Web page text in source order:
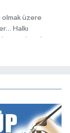
olmak üzere
Halkı
yayınlamak
bölgesinde